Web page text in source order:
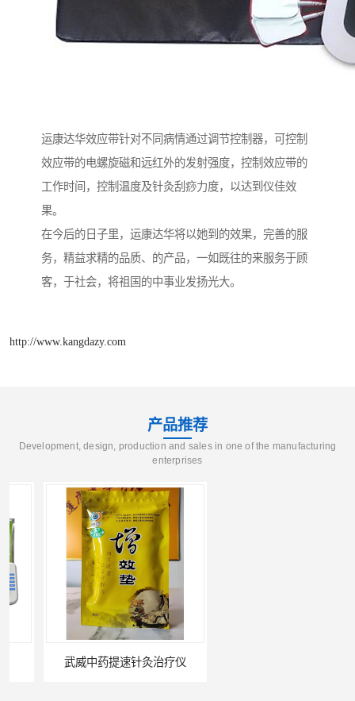
运康达华效应带针对不同病情通过调节控制器，可控制
效应带的电螺旋磁和远红外的发射强度，控制效应带的
工作时间，控制温度及针灸刮痧力度，以达到仪佳效
果。
在今后的日子里，运康达华将以她到的效果，完善的服
务，精益求精的品质、的产品，一如既往的来服务于顾
客，于社会，将祖国的中事业发扬光大。
http://www.kangdazy.com
产品推荐
Development, design, production and sales in one of the manufacturing
enterprises
武威中药提速针灸治疗仪